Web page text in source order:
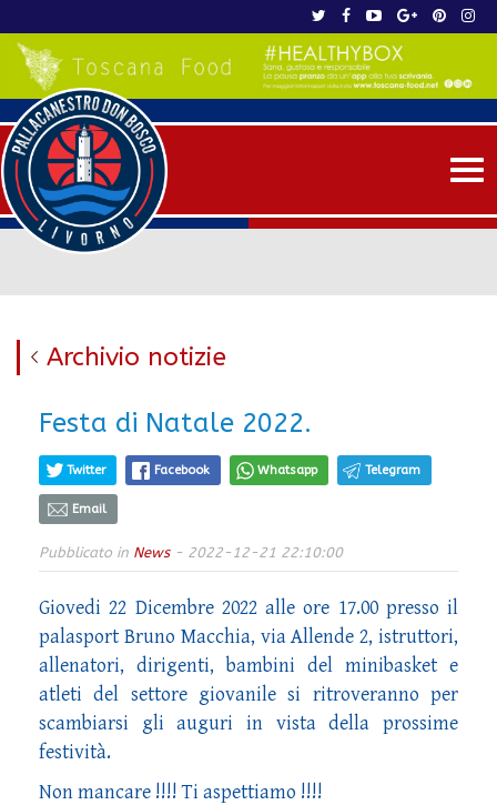
Archivio notizie
Festa di Natale 2022.
Twitter Facebook Whatsapp Telegram
Email
Pubblicato in News- 2022-12-21 22:10:00
Giovedi 22 Dicembre 2022 alle ore 17.00 presso il
palasport Bruno Macchia, via Allende 2, istruttori,
allenatori, dirigenti, bambini del minibasket e
atleti del settore giovanile si ritroveranno per
scambiarsi gli auguri in vista della prossime
festività.
Non mancare !!!! Ti aspettiamo !!!!